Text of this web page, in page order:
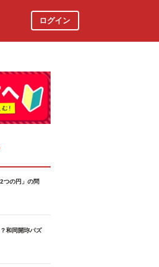
ログイン
つの円」の問
和同開珎パズ